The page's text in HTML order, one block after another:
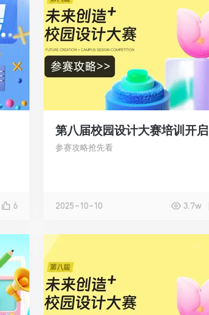
6
第八届校园设计大赛培训开启
参赛攻略抢先看
2025-10-10 3.7w